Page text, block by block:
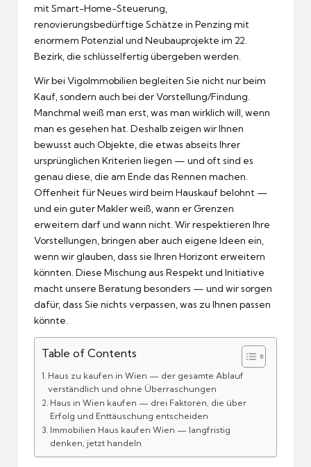
mit Smart-Home-Steuerung,
renovierungsbedürftige Schätze in Penzing mit
enormem Potenzial und Neubauprojekte im 22.
Bezirk, die schlüsselfertig übergeben werden.
Wir bei VigoImmobilien begleiten Sie nicht nur beim
Kauf, sondern auch bei der Vorstellung/Findung.
Manchmal weiß man erst, was man wirklich will, wenn
man es gesehen hat. Deshalb zeigen wir Ihnen
bewusst auch Objekte, die etwas abseits Ihrer
ursprünglichen Kriterien liegen — und oft sind es
genau diese, die am Ende das Rennen machen.
Offenheit für Neues wird beim Hauskauf belohnt —
und ein guter Makler weiß, wann er Grenzen
erweitern darf und wann nicht. Wir respektieren Ihre
Vorstellungen, bringen aber auch eigene Ideen ein,
wenn wir glauben, dass sie Ihren Horizont erweitern
könnten. Diese Mischung aus Respekt und Initiative
macht unsere Beratung besonders — und wir sorgen
dafür, dass Sie nichts verpassen, was zu Ihnen passen
könnte.
Table of Contents
Haus zu kaufen in Wien — der gesamte Ablauf
verständlich und ohne Überraschungen
Haus in Wien kaufen — drei Faktoren, die über
Erfolg und Enttäuschung entscheiden
Immobilien Haus kaufen Wien — langfristig
denken, jetzt handeln